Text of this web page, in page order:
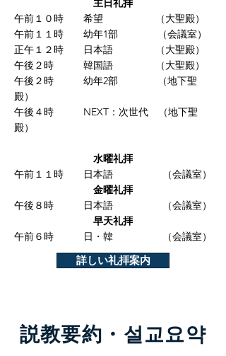
主日礼拝
午前１０時 希望 （大聖殿）
午前１１時 幼年1部 （会議室）
正午１２時 日本語 （大聖殿）
午後２時 韓国語 （大聖殿）
午後２時 幼年2部 （地下聖
殿）
午後４時 NEXT：次世代 （地下聖
殿）
水曜礼拝
午前１１時 日本語 （会議室）
金曜礼拝
​午後８時 日本語 （会議室）
早天礼拝
​午前６時 日・韓 （会議室）
詳しい礼拝案内
​説教要約・설교요약